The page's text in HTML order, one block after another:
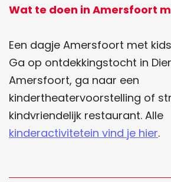
Wat te doen in Amersfoort
Een dagje Amersfoort met
Ga op ontdekkingstocht in
Amersfoort, ga naar een
kindertheatervoorstelling of
kindvriendelijk restaurant. Alle
kinderactivitetein vind je hier.